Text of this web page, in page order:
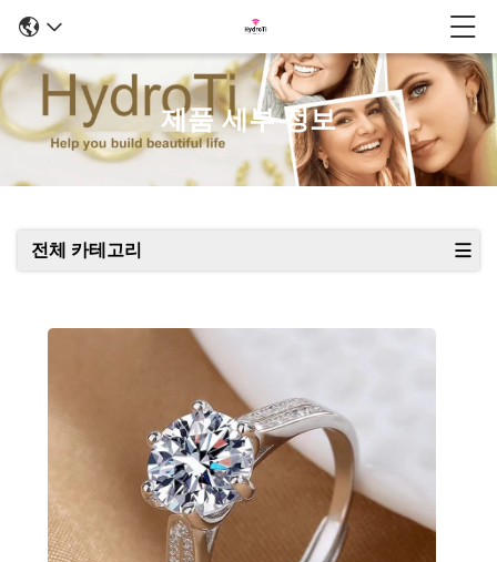
제품 세부 정보
전체 카테고리